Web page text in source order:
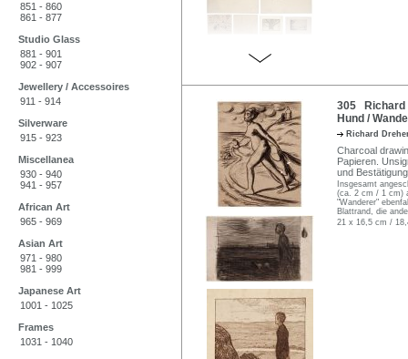
851 - 860
861 - 877
Studio Glass
881 - 901
902 - 907
Jewellery / Accessoires
911 - 914
Silverware
915 - 923
Miscellanea
930 - 940
941 - 957
African Art
965 - 969
Asian Art
971 - 980
981 - 999
Japanese Art
1001 - 1025
Frames
1031 - 1040
305 Richard
Hund /
Richard
Charcoal
Papieren.
und
Insgesamt
(ca. 2 cm / 1 cm)
"Wanderer"
Blattrand, die
21 x 16,5 cm /